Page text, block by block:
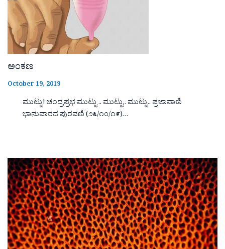
ಅಂಕಣ
October 19, 2019
ಮುಟ್ಟು! ಚಂದ್ರಪ್ರಭ ಮುಟ್ಟು .. ಮುಟ್ಟು.. ಮುಟ್ಟು.. ಪ್ರಜಾವಾಣಿ
ಭಾನುವಾರದ ಪುರವಣಿ (೨೩/೧೦/೧೯)…